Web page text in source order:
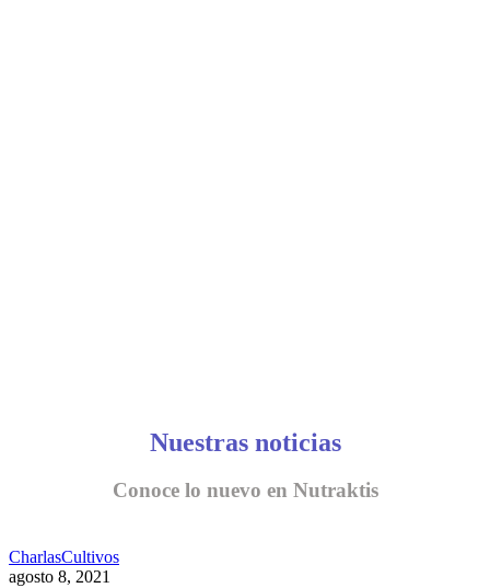
Nuestras noticias
Conoce lo nuevo en Nutraktis
CharlasCultivos
agosto 8, 2021